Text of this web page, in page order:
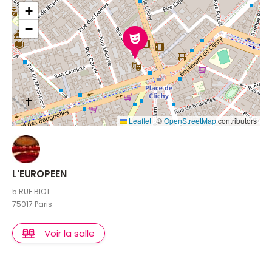
+
−
Leaflet |©OpenStreetMapcontributors
L'EUROPEEN
5 RUE BIOT
75017 Paris
Voir la salle